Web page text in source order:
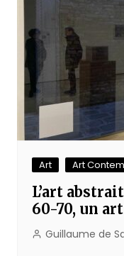
Art Art
L’art
60-70, un
Guillaume de